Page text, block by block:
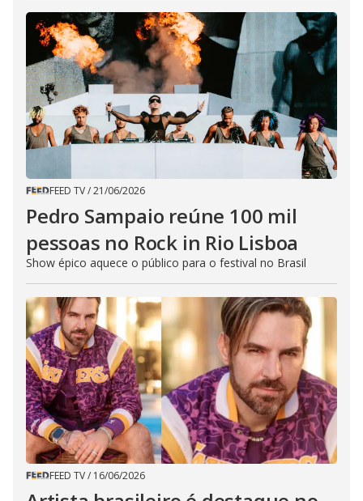
FEED TV/21/06/2026
Pedro Sampaio reúne 100 mil
pessoas no Rock in Rio Lisboa
Show épico aquece o público para o festival no Brasil
FEED TV/ 16/06/2026